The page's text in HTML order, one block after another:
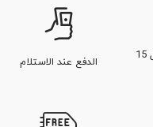
ضمان إرجاع خلال 15
الدفع عند الاستلام